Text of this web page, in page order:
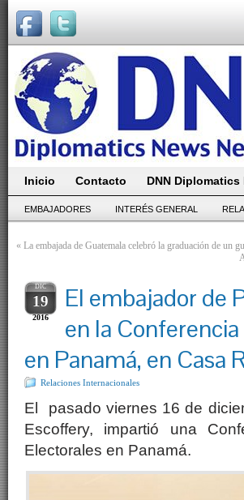
Inicio Contacto DNN Diplomatics
EMBAJADORES INTERÉS GENERAL
« La embajada de Guatemala celebró la graduación de un
DIC
19
2016
El embajador de
en la
en Panamá, en Casa
Relaciones Internacionales
El pasado viernes 16 de
Escoffery, impartió una
Electorales en Panamá.